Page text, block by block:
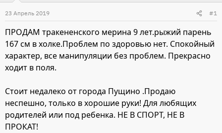
т
е
м
ы
а
23 Апрель 2019 #1
ПРОДАМ тракененского мерина 9 лет.рыжий парень
167 см в холке.Проблем по здоровью нет. Спокойный
характер, все манипуляции без проблем. Прекрасно
ходит в поля.
Стоит недалеко от города Пущино .Продаю
неспешно, только в хорошие руки! Для любящих
родителей или под ребенка. НЕ В СПОРТ, НЕ В
ПРОКАТ!